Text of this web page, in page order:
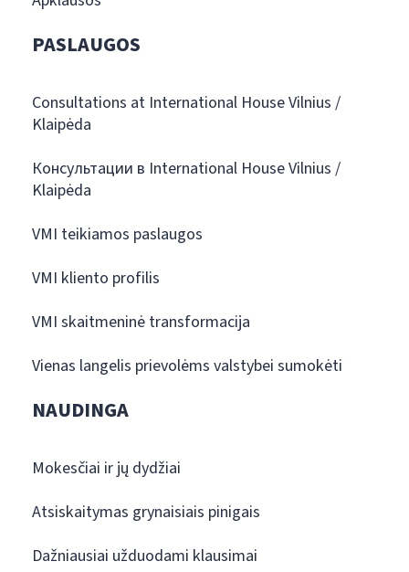
PASLAUGOS
Consultations at International House Vilnius /
Klaipėda
Консультации в International House Vilnius /
Klaipėda
VMI teikiamos paslaugos
VMI kliento profilis
VMI skaitmeninė transformacija
Vienas langelis prievolėms valstybei sumokėti
NAUDINGA
Mokesčiai ir jų dydžiai
Atsiskaitymas grynaisiais pinigais
Dažniausiai užduodami klausimai